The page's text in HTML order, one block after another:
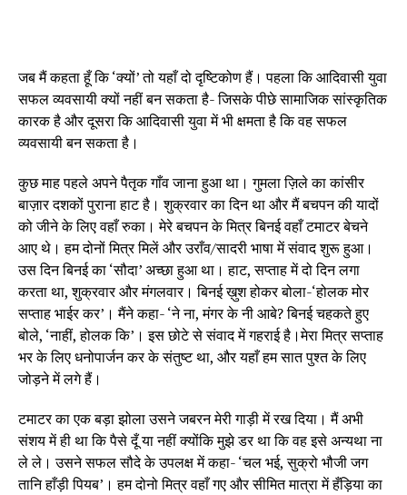
जब मैं कहता हूँ कि ‘क्यों’ तो यहाँ दो दृष्टिकोण हैं। पहला कि आदिवासी युवा
सफल व्यवसायी क्यों नहीं बन सकता है- जिसके पीछे सामाजिक सांस्कृतिक
कारक है और दूसरा कि आदिवासी युवा में भी क्षमता है कि वह सफल
व्यवसायी बन सकता है।
कुछ माह पहले अपने पैतृक गाँव जाना हुआ था। गुमला ज़िले का कांसीर
बाज़ार दशकों पुराना हाट है। शुक्रवार का दिन था और मैं बचपन की यादों
को जीने के लिए वहाँ रुका। मेरे बचपन के मित्र बिनई वहाँ टमाटर बेचने
आए थे। हम दोनों मित्र मिलें और उराँव/सादरी भाषा में संवाद शुरू हुआ।
उस दिन बिनई का ‘सौदा’ अच्छा हुआ था। हाट, सप्ताह में दो दिन लगा
करता था, शुक्रवार और मंगलवार। बिनई ख़ुश होकर बोला-‘होलक मोर
सप्ताह भाईर कर’। मैंने कहा- ‘ने ना, मंगर के नी आबे? बिनई चहकते हुए
बोले, ‘नाहीं, होलक कि’। इस छोटे से संवाद में गहराई है।मेरा मित्र सप्ताह
भर के लिए धनोपार्जन कर के संतुष्ट था, और यहाँ हम सात पुश्त के लिए
जोड़ने में लगे हैं।
टमाटर का एक बड़ा झोला उसने जबरन मेरी गाड़ी में रख दिया। मैं अभी
संशय में ही था कि पैसे दूँ या नहीं क्योंकि मुझे डर था कि वह इसे अन्यथा ना
ले ले। उसने सफल सौदे के उपलक्ष में कहा- ‘चल भई, सुक्रो भौजी जग
तानि हाँड़ी पियब’। हम दोनो मित्र वहाँ गए और सीमित मात्रा में हँड़िया का